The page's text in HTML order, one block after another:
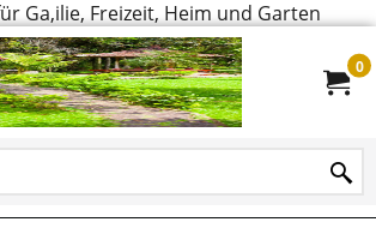
Ga,ilie, Freizeit, Heim und Garten
0